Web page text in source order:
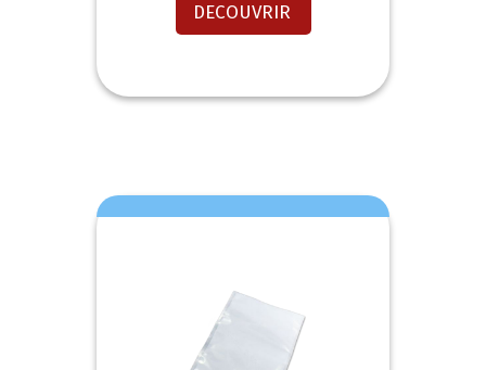
DECOUVRIR